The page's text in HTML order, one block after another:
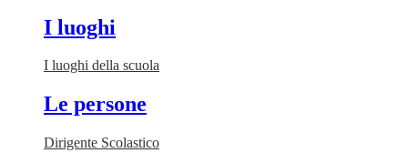
I luoghi
I luoghi della scuola
Le persone
Dirigente Scolastico